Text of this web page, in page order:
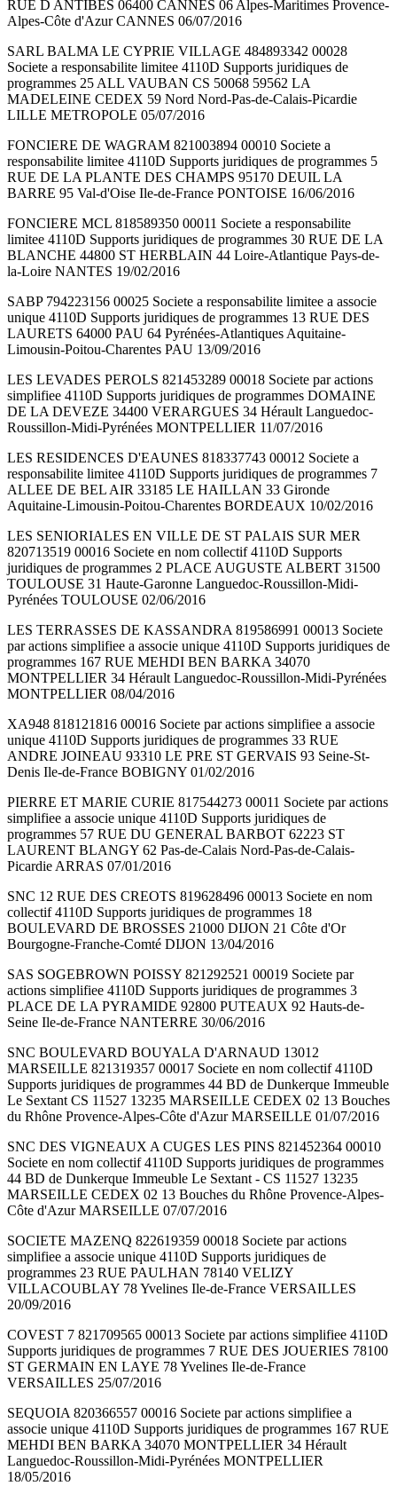
RUE D ANTIBES 06400 CANNES 06 Alpes-Maritimes Provence-
Alpes-Côte d'Azur CANNES 06/07/2016
SARL BALMA LE CYPRIE VILLAGE 484893342 00028
Societe a responsabilite limitee 4110D Supports juridiques de
programmes 25 ALL VAUBAN CS 50068 59562 LA
MADELEINE CEDEX 59 Nord Nord-Pas-de-Calais-Picardie
LILLE METROPOLE 05/07/2016
FONCIERE DE WAGRAM 821003894 00010 Societe a
responsabilite limitee 4110D Supports juridiques de programmes 5
RUE DE LA PLANTE DES CHAMPS 95170 DEUIL LA
BARRE 95 Val-d'Oise Ile-de-France PONTOISE 16/06/2016
FONCIERE MCL 818589350 00011 Societe a responsabilite
limitee 4110D Supports juridiques de programmes 30 RUE DE LA
BLANCHE 44800 ST HERBLAIN 44 Loire-Atlantique Pays-de-
la-Loire NANTES 19/02/2016
SABP 794223156 00025 Societe a responsabilite limitee a associe
unique 4110D Supports juridiques de programmes 13 RUE DES
LAURETS 64000 PAU 64 Pyrénées-Atlantiques Aquitaine-
Limousin-Poitou-Charentes PAU 13/09/2016
LES LEVADES PEROLS 821453289 00018 Societe par actions
simplifiee 4110D Supports juridiques de programmes DOMAINE
DE LA DEVEZE 34400 VERARGUES 34 Hérault Languedoc-
Roussillon-Midi-Pyrénées MONTPELLIER 11/07/2016
LES RESIDENCES D'EAUNES 818337743 00012 Societe a
responsabilite limitee 4110D Supports juridiques de programmes 7
ALLEE DE BEL AIR 33185 LE HAILLAN 33 Gironde
Aquitaine-Limousin-Poitou-Charentes BORDEAUX 10/02/2016
LES SENIORIALES EN VILLE DE ST PALAIS SUR MER
820713519 00016 Societe en nom collectif 4110D Supports
juridiques de programmes 2 PLACE AUGUSTE ALBERT 31500
TOULOUSE 31 Haute-Garonne Languedoc-Roussillon-Midi-
Pyrénées TOULOUSE 02/06/2016
LES TERRASSES DE KASSANDRA 819586991 00013 Societe
par actions simplifiee a associe unique 4110D Supports juridiques de
programmes 167 RUE MEHDI BEN BARKA 34070
MONTPELLIER 34 Hérault Languedoc-Roussillon-Midi-Pyrénées
MONTPELLIER 08/04/2016
XA948 818121816 00016 Societe par actions simplifiee a associe
unique 4110D Supports juridiques de programmes 33 RUE
ANDRE JOINEAU 93310 LE PRE ST GERVAIS 93 Seine-St-
Denis Ile-de-France BOBIGNY 01/02/2016
PIERRE ET MARIE CURIE 817544273 00011 Societe par actions
simplifiee a associe unique 4110D Supports juridiques de
programmes 57 RUE DU GENERAL BARBOT 62223 ST
LAURENT BLANGY 62 Pas-de-Calais Nord-Pas-de-Calais-
Picardie ARRAS 07/01/2016
SNC 12 RUE DES CREOTS 819628496 00013 Societe en nom
collectif 4110D Supports juridiques de programmes 18
BOULEVARD DE BROSSES 21000 DIJON 21 Côte d'Or
Bourgogne-Franche-Comté DIJON 13/04/2016
SAS SOGEBROWN POISSY 821292521 00019 Societe par
actions simplifiee 4110D Supports juridiques de programmes 3
PLACE DE LA PYRAMIDE 92800 PUTEAUX 92 Hauts-de-
Seine Ile-de-France NANTERRE 30/06/2016
SNC BOULEVARD BOUYALA D'ARNAUD 13012
MARSEILLE 821319357 00017 Societe en nom collectif 4110D
Supports juridiques de programmes 44 BD de Dunkerque Immeuble
Le Sextant CS 11527 13235 MARSEILLE CEDEX 02 13 Bouches
du Rhône Provence-Alpes-Côte d'Azur MARSEILLE 01/07/2016
SNC DES VIGNEAUX A CUGES LES PINS 821452364 00010
Societe en nom collectif 4110D Supports juridiques de programmes
44 BD de Dunkerque Immeuble Le Sextant - CS 11527 13235
MARSEILLE CEDEX 02 13 Bouches du Rhône Provence-Alpes-
Côte d'Azur MARSEILLE 07/07/2016
SOCIETE MAZENQ 822619359 00018 Societe par actions
simplifiee a associe unique 4110D Supports juridiques de
programmes 23 RUE PAULHAN 78140 VELIZY
VILLACOUBLAY 78 Yvelines Ile-de-France VERSAILLES
20/09/2016
COVEST 7 821709565 00013 Societe par actions simplifiee 4110D
Supports juridiques de programmes 7 RUE DES JOUERIES 78100
ST GERMAIN EN LAYE 78 Yvelines Ile-de-France
VERSAILLES 25/07/2016
SEQUOIA 820366557 00016 Societe par actions simplifiee a
associe unique 4110D Supports juridiques de programmes 167 RUE
MEHDI BEN BARKA 34070 MONTPELLIER 34 Hérault
Languedoc-Roussillon-Midi-Pyrénées MONTPELLIER
18/05/2016